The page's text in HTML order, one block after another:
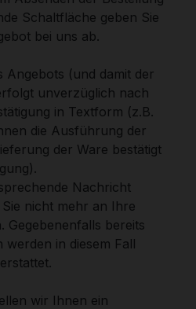
Schaltfläche geben Sie
bei uns ab.
Angebots (und damit der
unverzüglich nach
in Textform (z.B.
die Ausführung der
der Ware bestätigt
Nachricht
nicht mehr an Ihre
Gegebenenfalls bereits
in diesem Fall
wir Ihnen ein